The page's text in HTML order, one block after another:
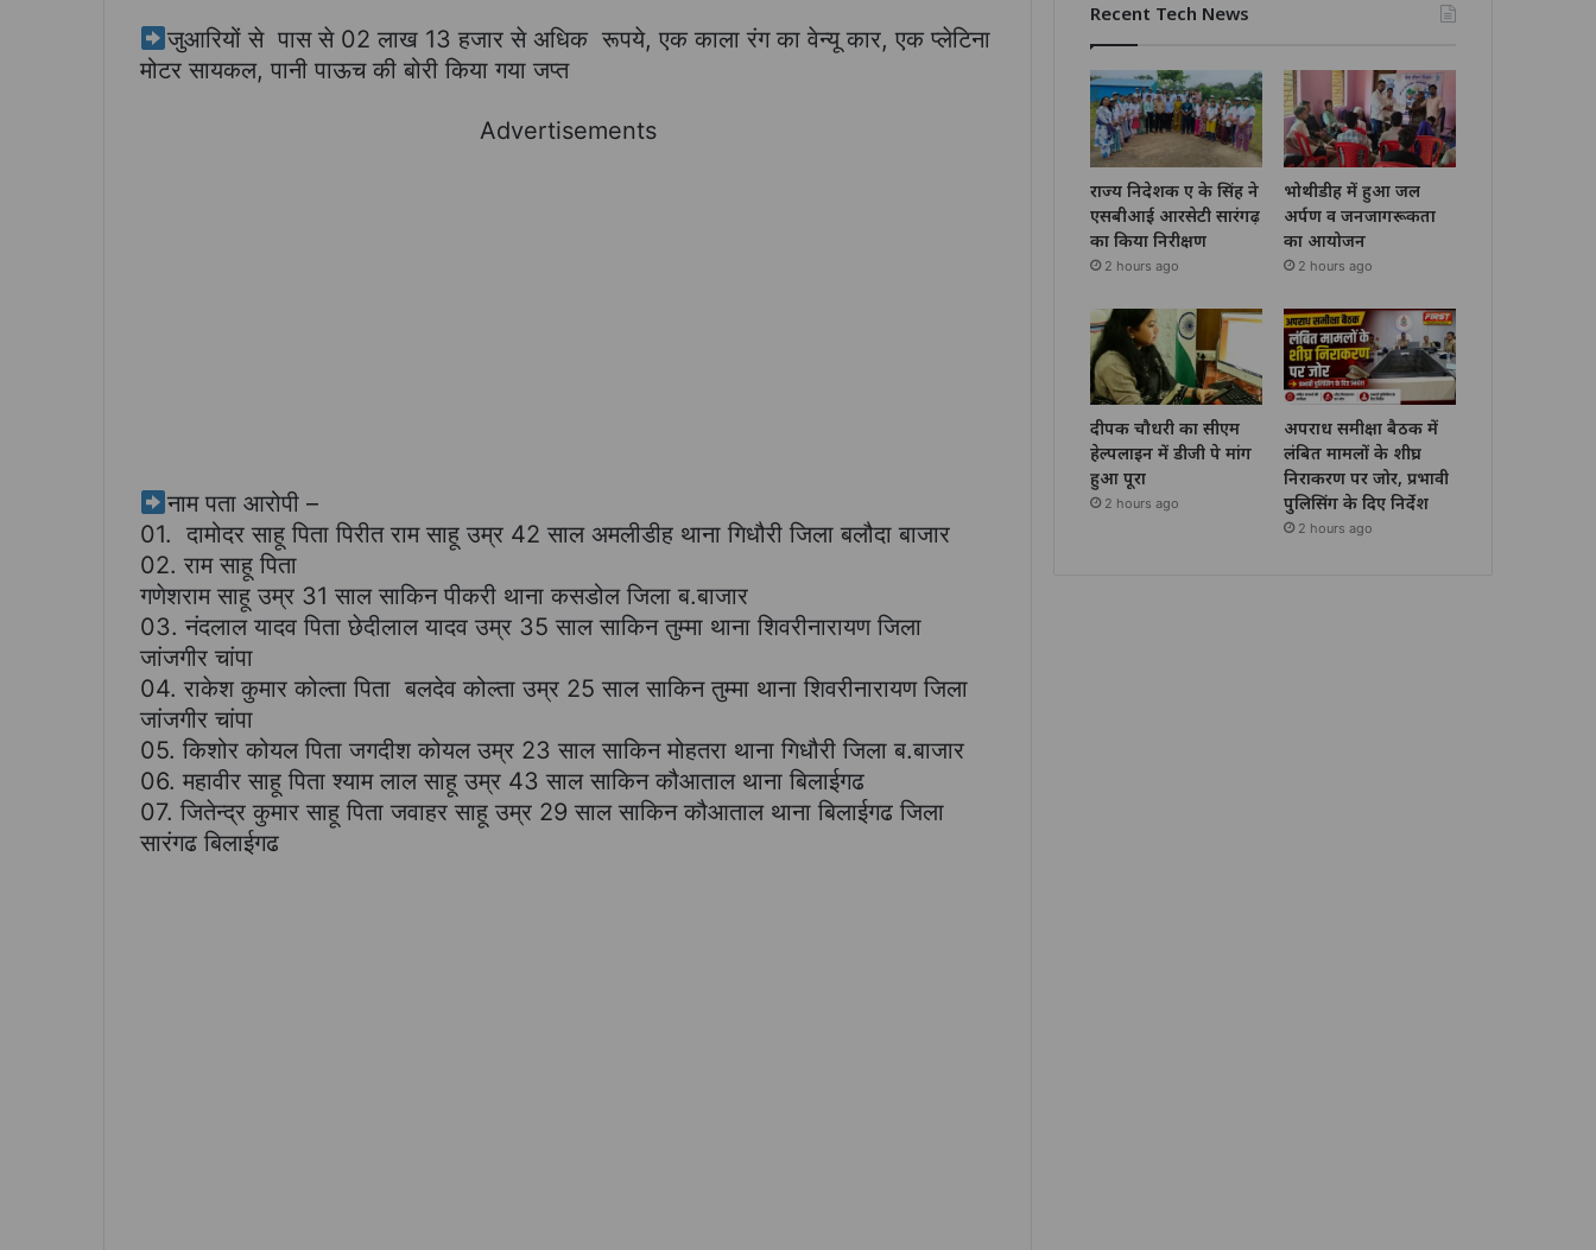
जुआरियों से पास से 02 लाख 13 हजार से अधिक रूपये, एक काला रंग का वेन्यू कार, एक प्लेटिना
मोटर सायकल, पानी पाऊच की बोरी किया गया जप्त
Advertisements
नाम पता आरोपी –
01. दामोदर साहू पिता पिरीत राम साहू उम्र 42 साल अमलीडीह थाना गिधौरी जिला बलौदा बाजार
02. राम साहू पिता
गणेशराम साहू उम्र 31 साल साकिन पीकरी थाना कसडोल जिला ब.बाजार
03. नंदलाल यादव पिता छेदीलाल यादव उम्र 35 साल साकिन तुम्मा थाना शिवरीनारायण जिला
जांजगीर चांपा
04. राकेश कुमार कोल्ता पिता बलदेव कोल्ता उम्र 25 साल साकिन तुम्मा थाना शिवरीनारायण जिला
जांजगीर चांपा
05. किशोर कोयल पिता जगदीश कोयल उम्र 23 साल साकिन मोहतरा थाना गिधौरी जिला ब.बाजार
06. महावीर साहू पिता श्याम लाल साहू उम्र 43 साल साकिन कौआताल थाना बिलाईगढ
07. जितेन्द्र कुमार साहू पिता जवाहर साहू उम्र 29 साल साकिन कौआताल थाना बिलाईगढ जिला
सारंगढ बिलाईगढ
Recent Tech News
राज्य निदेशक ए के सिंह ने
एसबीआई आरसेटी सारंगढ़
का किया निरीक्षण
2 hours ago
भोथीडीह में हुआ जल
अर्पण व जनजागरूकता
का आयोजन
2 hours ago
दीपक चौधरी का सीएम
हेल्पलाइन में डीजी पे मांग
हुआ पूरा
2 hours ago
अपराध समीक्षा बैठक में
लंबित मामलों के शीघ्र
निराकरण पर जोर, प्रभावी
पुलिसिंग के दिए निर्देश
2 hours ago